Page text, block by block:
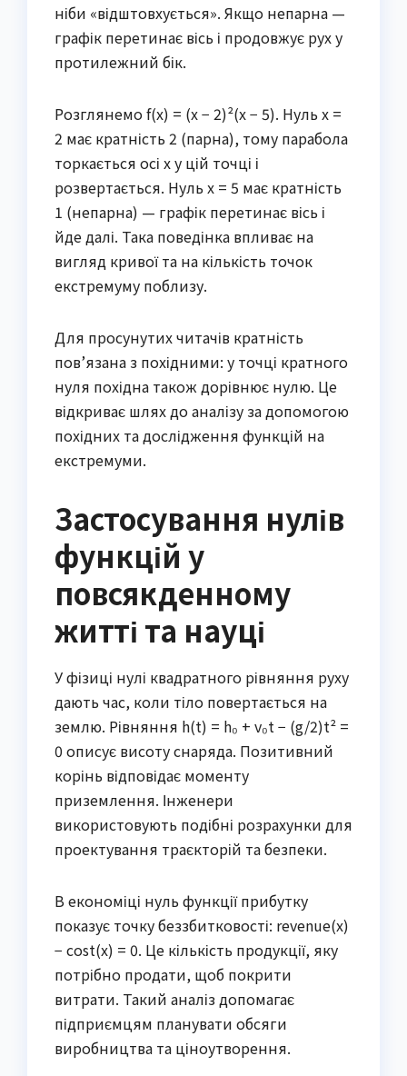
ніби «відштовхується». Якщо непарна —
графік перетинає вісь і продовжує рух у
протилежний бік.
Розглянемо f(x) = (x − 2)²(x − 5). Нуль x =
2 має кратність 2 (парна), тому парабола
торкається осі x у цій точці і
розвертається. Нуль x = 5 має кратність
1 (непарна) — графік перетинає вісь і
йде далі. Така поведінка впливає на
вигляд кривої та на кількість точок
екстремуму поблизу.
Для просунутих читачів кратність
пов’язана з похідними: у точці кратного
нуля похідна також дорівнює нулю. Це
відкриває шлях до аналізу за допомогою
похідних та дослідження функцій на
екстремуми.
Застосування нулів
функцій у
повсякденному
житті та науці
У фізиці нулі квадратного рівняння руху
дають час, коли тіло повертається на
землю. Рівняння h(t) = h₀ + v₀t − (g/2)t² =
0 описує висоту снаряда. Позитивний
корінь відповідає моменту
приземлення. Інженери
використовують подібні розрахунки для
проектування траєкторій та безпеки.
В економіці нуль функції прибутку
показує точку беззбитковості: revenue(x)
− cost(x) = 0. Це кількість продукції, яку
потрібно продати, щоб покрити
витрати. Такий аналіз допомагає
підприємцям планувати обсяги
виробництва та ціноутворення.